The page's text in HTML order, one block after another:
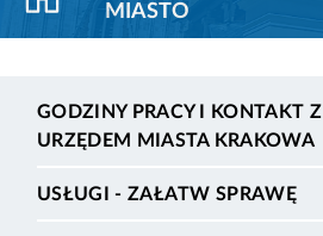
MIASTO
GODZINY PRACY I KONTAKT Z
URZĘDEM MIASTA KRAKOWA
USŁUGI - ZAŁATW SPRAWĘ